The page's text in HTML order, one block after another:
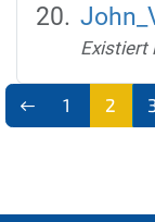
Existiert
1
2